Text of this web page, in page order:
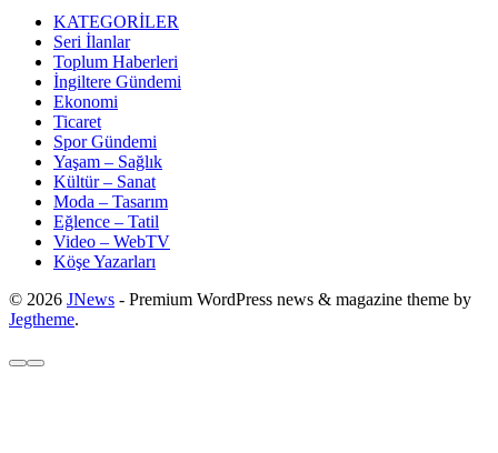
KATEGORİLER
Seri İlanlar
Toplum Haberleri
İngiltere Gündemi
Ekonomi
Ticaret
Spor Gündemi
Yaşam – Sağlık
Kültür – Sanat
Moda – Tasarım
Eğlence – Tatil
Video – WebTV
Köşe Yazarları
© 2026 JNews - Premium WordPress news & magazine theme by
Jegtheme.